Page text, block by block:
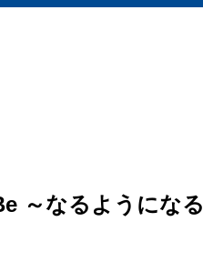
～なるようになる